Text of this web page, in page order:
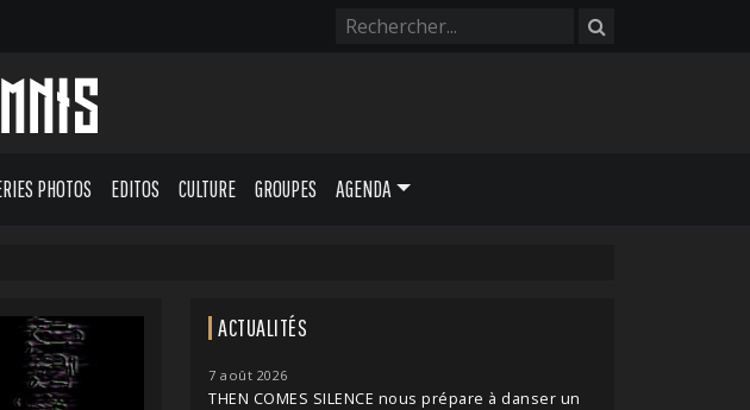
PHOTOS EDITOS CULTURE GROUPES AGENDA
ACTUALITÉS
7 août 2026
THEN COMES SILENCE nous prépare à danser un